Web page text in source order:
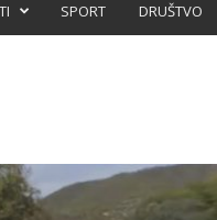
SPORT DRUŠTVO